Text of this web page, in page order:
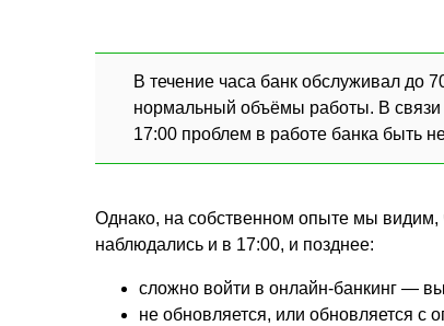
В течение часа банк обслуживал до
нормальный объёмы работы. В
17:00 проблем в работе банка быть
Однако, на собственном опыте мы видим,
наблюдались и в 17:00, и позднее:
сложно войти в онлайн-банкинг —
не обновляется, или обновляется с